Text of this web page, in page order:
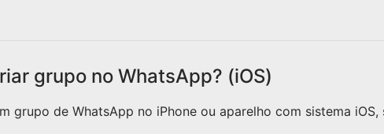
amizades!
grupo no WhatsApp? (iOS)
grupo de WhatsApp no iPhone ou aparelho com sistema